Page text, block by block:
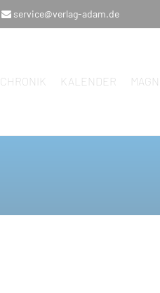
service@verlag-adam.de
CHRONIK KALENDER